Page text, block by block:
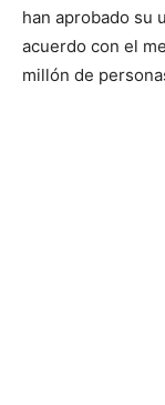
han aprobado su
acuerdo con el
millón de